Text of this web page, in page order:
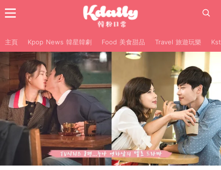
主頁 Kpop News 韓星韓劇 Food 美食甜品 Travel 旅遊玩樂